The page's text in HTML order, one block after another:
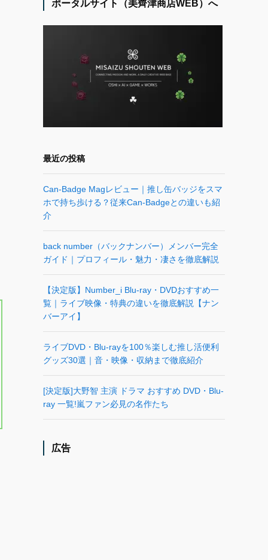
ポータルサイト（美齊津商店WEB）へ
最近の投稿
Can-Badge Magレビュー｜推し缶バッジをスマ
ホで持ち歩ける？従来Can-Badgeとの違いも紹
介
back number（バックナンバー）メンバー完全
ガイド｜プロフィール・魅力・凄さを徹底解説
【決定版】Number_i Blu-ray・DVDおすすめ一
覧｜ライブ映像・特典の違いを徹底解説【ナン
バーアイ】
ライブDVD・Blu-rayを100％楽しむ推し活便利
グッズ30選｜音・映像・収納まで徹底紹介
[決定版]大野智 主演 ドラマ おすすめ DVD・Blu-
ray 一覧!嵐ファン必見の名作たち
広告